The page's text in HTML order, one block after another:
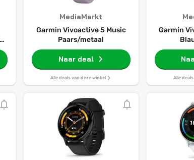
-
MediaMarkt
Garmin Vivoactive 5 Music
Paars/metaal
Naar deal
Alle deals van deze winkel
Garmin
Alle